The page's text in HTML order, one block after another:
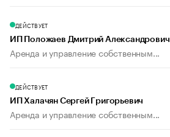
ДЕЙСТВУЕТ
ИП Положаев Дмитрий Александрович
Аренда и управление собственным...
ДЕЙСТВУЕТ
ИП Халачян Сергей Григорьевич
Аренда и управление собственным...